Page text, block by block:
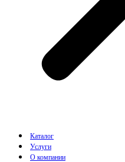
Каталог
Услуги
О компании